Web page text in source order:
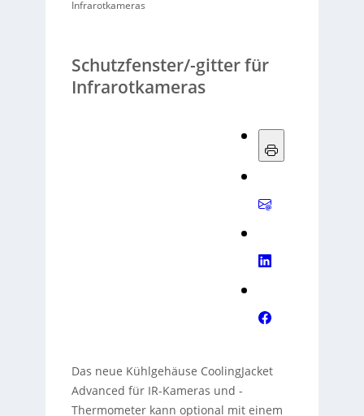
Infrarotkameras
Schutzfenster/-gitter für
Infrarotkameras
Das neue Kühlgehäuse CoolingJacket
Advanced für IR-Kameras und -
Thermometer kann optional mit einem